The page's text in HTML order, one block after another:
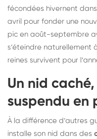
fécondées hivernent
avril pour fonder une
pic en août-septembre
s’éteindre naturellement
reines survivent pour
Un nid
suspendu en
À la différence d’autres
installe son nid dans des